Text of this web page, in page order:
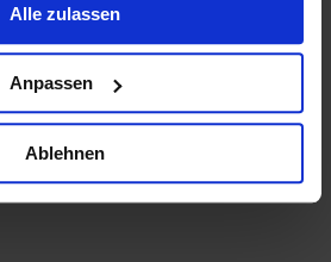
Alle zulassen
Anpassen
Ablehnen